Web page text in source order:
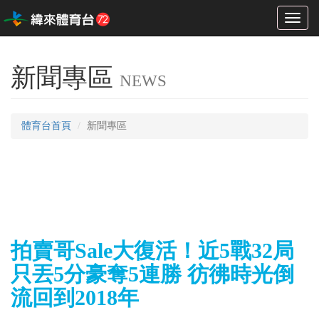
Toggle
新聞專區 NEWS
體育台首頁 新聞專區
拍賣哥Sale大復活！近5戰32局
只丟5分豪奪5連勝 彷彿時光倒
流回到2018年